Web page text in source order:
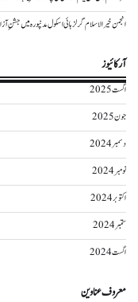
انجمن خیر الاسلام گرلز ہائی اسکول مدنپورہ میں جشنِ
آرکائیوز
اگست 2025
جون 2025
دسمبر 2024
نومبر 2024
اکتوبر 2024
ستمبر 2024
اگست 2024
معروف عناوین